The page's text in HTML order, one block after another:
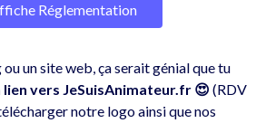
Réglementation
un site web, ça serait génial que tu
vers JeSuisAnimateur.fr 😍 (RDV
notre logo ainsi que nos